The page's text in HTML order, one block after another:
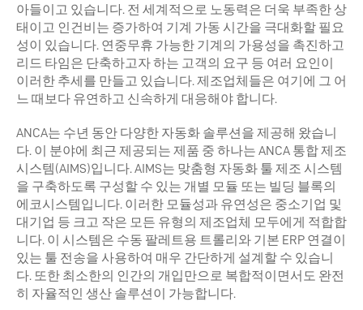
아들이고 있습니다. 전 세계적으로 노동력은 더욱 부족한 상
태이고 인건비는 증가하여 기계 가동 시간을 극대화할 필요
성이 있습니다. 연중무휴 가능한 기계의 가용성을 촉진하고
리드 타임은 단축하고자 하는 고객의 요구 등 여러 요인이
이러한 추세를 만들고 있습니다. 제조업체들은 여기에 그 어
느 때보다 유연하고 신속하게 대응해야 합니다.
ANCA는 수년 동안 다양한 자동화 솔루션을 제공해 왔습니
다. 이 분야에 최근 제공되는 제품 중 하나는 ANCA 통합 제조
시스템(AIMS)입니다. AIMS는 맞춤형 자동화 툴 제조 시스템
을 구축하도록 구성할 수 있는 개별 모듈 또는 빌딩 블록의
에코시스템입니다. 이러한 모듈성과 유연성은 중소기업 및
대기업 등 크고 작은 모든 유형의 제조업체 모두에게 적합합
니다. 이 시스템은 수동 팔레트용 트롤리와 기본 ERP 연결이
있는 툴 전송을 사용하여 매우 간단하게 설계할 수 있습니
다. 또한 최소한의 인간의 개입만으로 복합적이면서도 완전
히 자율적인 생산 솔루션이 가능합니다.